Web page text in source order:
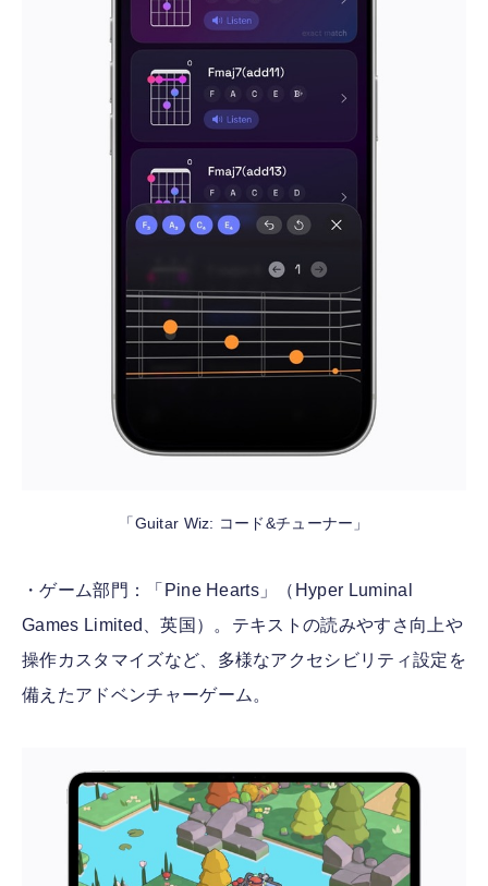
「Guitar Wiz: コード&チューナー」
・ゲーム部門：「Pine Hearts」（Hyper Luminal
Games Limited、英国）。テキストの読みやすさ向上や
操作カスタマイズなど、多様なアクセシビリティ設定を
備えたアドベンチャーゲーム。